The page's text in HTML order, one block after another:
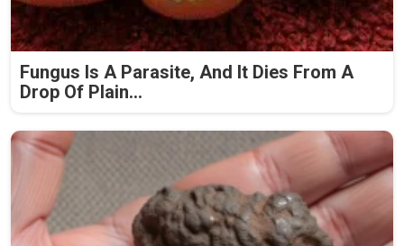
Fungus Is A Parasite, And It Dies From A
Drop Of Plain...